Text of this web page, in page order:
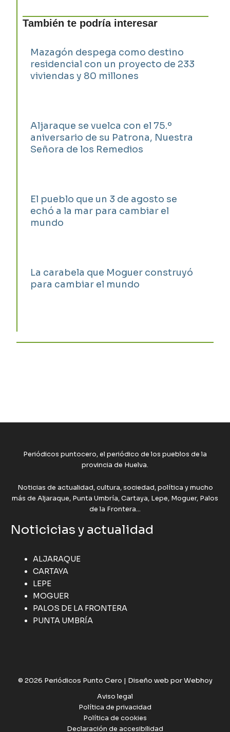
También te podría interesar
Mazagón despega como destino
residencial con un proyecto de 233
viviendas y 80 millones
Aljaraque se vuelca con el 75.º
aniversario de su Patrona, Nuestra
Señora de los Remedios
El pueblo que un 3 de agosto se
echó a la mar para cambiar el
mundo
La carabela que Moguer construyó
para cambiar el mundo
Periódicos puntocero, el periódico de los pueblos de la
provincia de Huelva.
Noticias de actualidad, cultura, sociedad, política y mucho
más de Aljaraque, Punta Umbría, Cartaya, Lepe, Moguer, Palos
de la Frontera...
Noticicias y actualidad
ALJARAQUE
CARTAYA
LEPE
MOGUER
PALOS DE LA FRONTERA
PUNTA UMBRÍA
© 2026 Periódicos Punto Cero | Diseño web por Webhoy
Aviso legal
Política de privacidad
Política de cookies
Declaración de accesibilidad